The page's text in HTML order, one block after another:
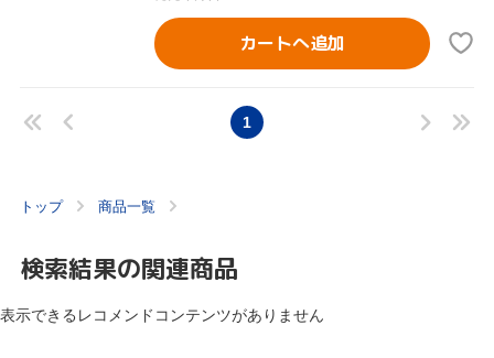
カートへ追加
1
トップ 商品一覧
検索結果の関連商品
表示できるレコメンドコンテンツがありません